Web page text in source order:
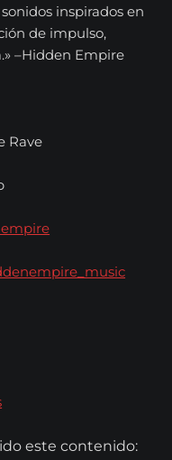
inspirados en
de impulso,
–Hidden Empire
Rave
este contenido: